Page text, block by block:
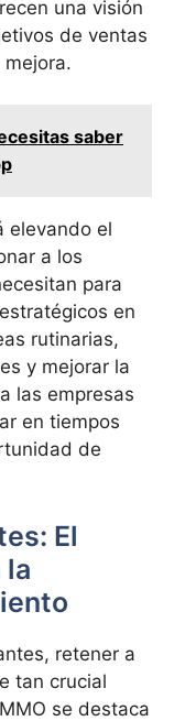
una visión
de ventas
saber
elevando el
a los
para
en
rutinarias,
y mejorar la
las empresas
en tiempos
de
El
la
retener a
tan crucial
se destaca